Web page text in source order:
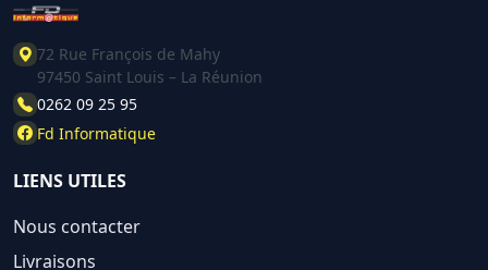
72 Rue François de Mahy
97450 Saint Louis – La Réunion
0262 09 25 95
Fd Informatique
LIENS UTILES
Nous contacter
Livraisons